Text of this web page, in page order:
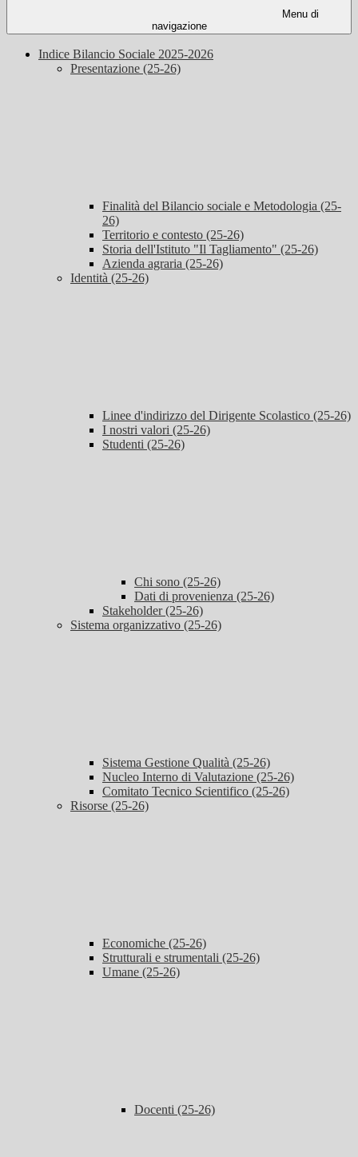
Menu di
navigazione
Indice Bilancio Sociale 2025-2026
Presentazione (25-26)
Finalità del Bilancio sociale e Metodologia (25-
26)
Territorio e contesto (25-26)
Storia dell'Istituto "Il Tagliamento" (25-26)
Azienda agraria (25-26)
Identità (25-26)
Linee d'indirizzo del Dirigente Scolastico (25-26)
I nostri valori (25-26)
Studenti (25-26)
Chi sono (25-26)
Dati di provenienza (25-26)
Stakeholder (25-26)
Sistema organizzativo (25-26)
Sistema Gestione Qualità (25-26)
Nucleo Interno di Valutazione (25-26)
Comitato Tecnico Scientifico (25-26)
Risorse (25-26)
Economiche (25-26)
Strutturali e strumentali (25-26)
Umane (25-26)
Docenti (25-26)